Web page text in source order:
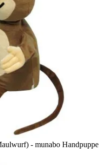
- munabo Handpuppe